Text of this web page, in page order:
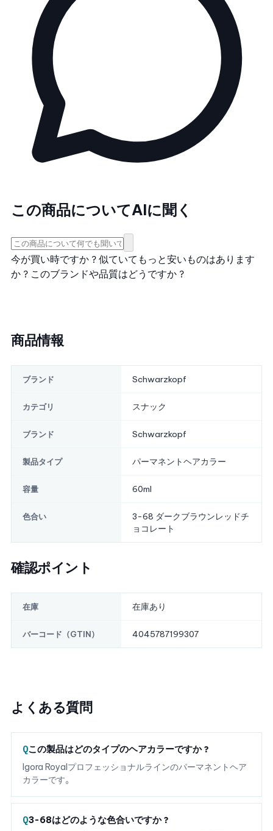
この商品についてAIに聞く
今が買い時ですか？ 似ていてもっと安いものはあります
か？ このブランドや品質はどうですか？
商品情報
ブランド Schwarzkopf
カテゴリ スナック
ブランド Schwarzkopf
製品タイプ パーマネントヘアカラー
容量 60ml
色合い
3-68 ダークブラウンレッドチ
ョコレート
確認ポイント
在庫 在庫あり
バーコード（GTIN） 4045787199307
よくある質問
この製品はどのタイプのヘアカラーですか？
Igora Royalプロフェッショナルラインのパーマネントヘア
カラーです。
3-68はどのような色合いですか？